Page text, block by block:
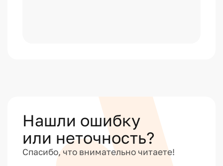
Нашли ошибку
или неточность?
Спасибо, что внимательно читаете!